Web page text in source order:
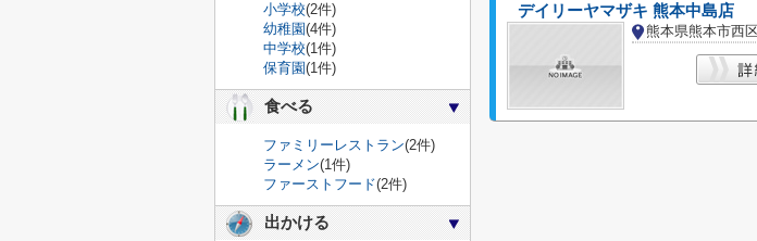
デイリーヤマザキ 熊本中島店
熊本県熊本市西
小学校(2件)
幼稚園(4件)
中学校(1件)
保育園(1件)
食べる
ファミリーレストラン(2件)
ラーメン(1件)
ファーストフード(2件)
出かける